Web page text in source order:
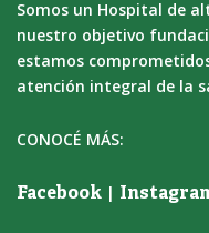
Somos un Hospital de
nuestro objetivo
estamos
atención integral de la
CONOCÉ MÁS:
Facebook |